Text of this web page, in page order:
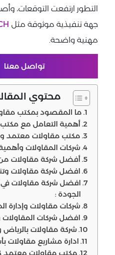
التطور ارتفعت التوقعات،
جهة تنفيذية موثوقة مثل
مهنية واضحة.
تواصل معنا
محتوي
ما المقصود بمكتب
أهمية التعامل مع
مكتب مقاولات معتمد
شركات المقاولات وأهمية
أفضل شركة مقاولات من
افضل شركة مقاولات
افضل شركة مقاولات في
الجودة :
شركات مقاولات وإدارة
افضل شركات المقاولات
شركة مقاولات بالرياض
ادارة مشاريع مقاولات
مكتب مقاولات معتمد